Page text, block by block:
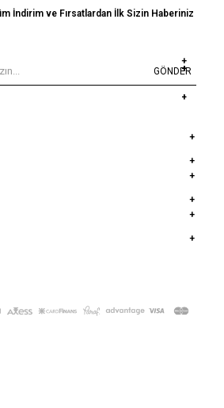
İndirim ve Fırsatlardan İlk Sizin Haberiniz
GÖNDER